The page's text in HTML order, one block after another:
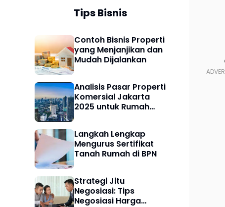
Tips Bisnis
Contoh Bisnis Properti
yang Menjanjikan dan
Mudah Dijalankan
Analisis Pasar Properti
Komersial Jakarta
2025 untuk Rumah
Tepat
Langkah Lengkap
Mengurus Sertifikat
Tanah Rumah di BPN
Strategi Jitu
Negosiasi: Tips
Negosiasi Harga